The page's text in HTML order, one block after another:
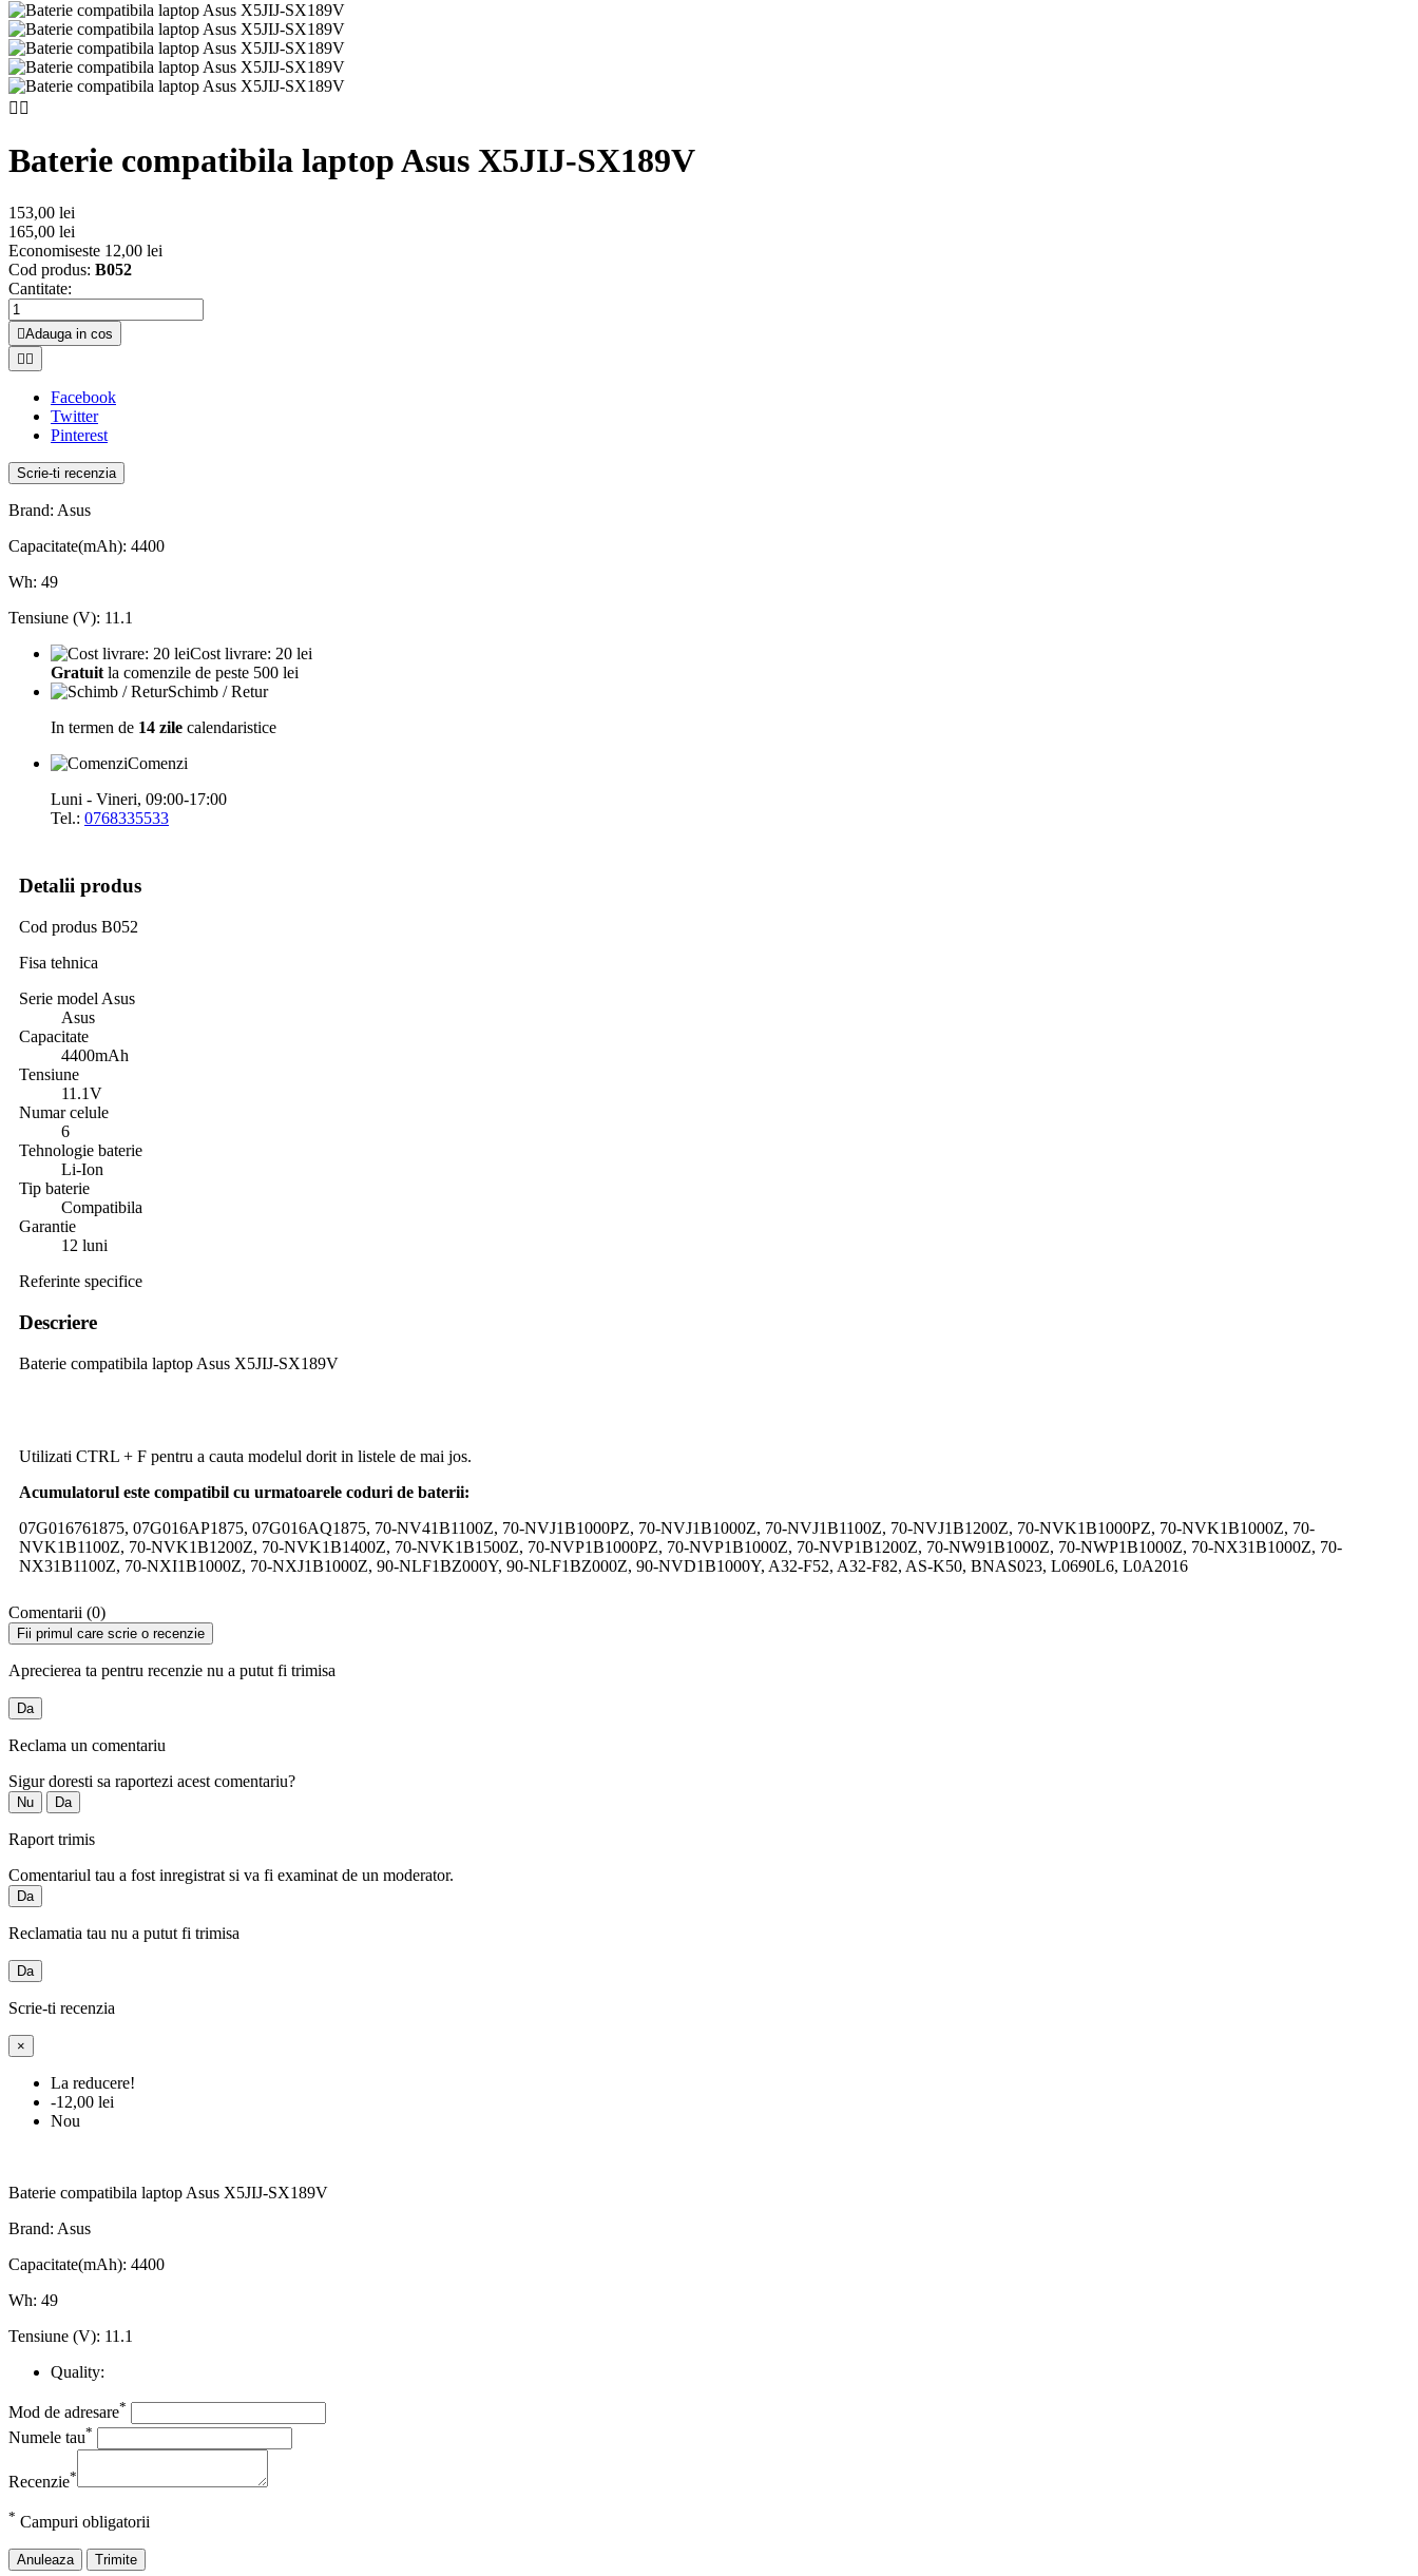
 
Baterie compatibila laptop Asus X5JIJ-SX189V
153,00 lei
165,00 lei
Economiseste 12,00 lei
Cod produs: B052
Cantitate:
Adauga in cos

Facebook
Twitter
Pinterest
Scrie-ti recenzia
Brand: Asus
Capacitate(mAh): 4400
Wh: 49
Tensiune (V): 11.1
Cost livrare: 20 lei
Gratuit la comenzile de peste 500 lei
Schimb / Retur
In termen de 14 zile calendaristice
Comenzi
Luni - Vineri, 09:00-17:00
Tel.: 0768335533
Detalii produs
Cod produs B052
Fisa tehnica
Serie model Asus
Asus
Capacitate
4400mAh
Tensiune
11.1V
Numar celule
6
Tehnologie baterie
Li-Ion
Tip baterie
Compatibila
Garantie
12 luni
Referinte specifice
Descriere
Baterie compatibila laptop Asus X5JIJ-SX189V
Utilizati CTRL + F pentru a cauta modelul dorit in listele de mai jos.
Acumulatorul este compatibil cu urmatoarele coduri de baterii:
07G016761875, 07G016AP1875, 07G016AQ1875, 70-NV41B1100Z, 70-NVJ1B1000PZ, 70-NVJ1B1000Z, 70-NVJ1B1100Z, 70-NVJ1B1200Z, 70-NVK1B1000PZ, 70-NVK1B1000Z, 70-
NVK1B1100Z, 70-NVK1B1200Z, 70-NVK1B1400Z, 70-NVK1B1500Z, 70-NVP1B1000PZ, 70-NVP1B1000Z, 70-NVP1B1200Z, 70-NW91B1000Z, 70-NWP1B1000Z, 70-NX31B1000Z, 70-
NX31B1100Z, 70-NXI1B1000Z, 70-NXJ1B1000Z, 90-NLF1BZ000Y, 90-NLF1BZ000Z, 90-NVD1B1000Y, A32-F52, A32-F82, AS-K50, BNAS023, L0690L6, L0A2016
Comentarii (0)
Fii primul care scrie o recenzie
Aprecierea ta pentru recenzie nu a putut fi trimisa
Da
Reclama un comentariu
Sigur doresti sa raportezi acest comentariu?
Nu Da
Raport trimis
Comentariul tau a fost inregistrat si va fi examinat de un moderator.
Da
Reclamatia tau nu a putut fi trimisa
Da
Scrie-ti recenzia
×
La reducere!
-12,00 lei
Nou
Baterie compatibila laptop Asus X5JIJ-SX189V
Brand: Asus
Capacitate(mAh): 4400
Wh: 49
Tensiune (V): 11.1
Quality:
Mod de adresare*
Numele tau*
Recenzie*
* Campuri obligatorii
Anuleaza Trimite